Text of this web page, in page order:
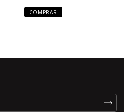
COMPRAR